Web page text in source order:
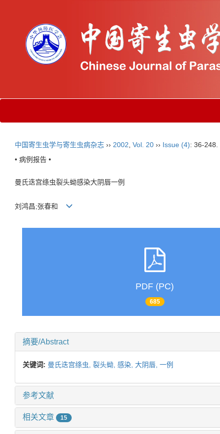
中国寄生虫学与寄生虫病杂志 ›› 2002 Vol. 20 ›› Issue (4): 36-248.
• 病例报告 •
曼氏迭宫绦虫裂头蚴感染大阴唇一例
刘鸿昌;张春和
PDF (PC)
685
摘要/Abstract
关键词: 曼氏迭宫绦虫, 裂头蚴, 感染, 大阴唇, 一例
参考文献
相关文章 15